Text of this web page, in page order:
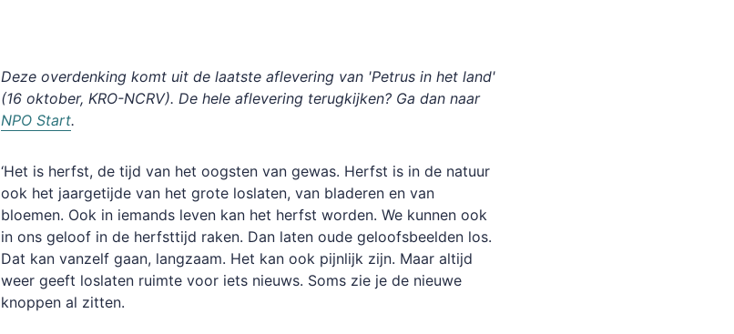
Deze overdenking komt uit de laatste aflevering van 'Petrus in het land'
(16 oktober, KRO-NCRV). De hele aflevering terugkijken? Ga dan naar
NPO Start.
‘Het is herfst, de tijd van het oogsten van gewas. Herfst is in de natuur
ook het jaargetijde van het grote loslaten, van bladeren en van
bloemen. Ook in iemands leven kan het herfst worden. We kunnen ook
in ons geloof in de herfsttijd raken. Dan laten oude geloofsbeelden los.
Dat kan vanzelf gaan, langzaam. Het kan ook pijnlijk zijn. Maar altijd
weer geeft loslaten ruimte voor iets nieuws. Soms zie je de nieuwe
knoppen al zitten.